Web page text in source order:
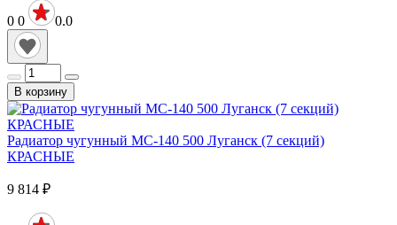
0 0 0.0
В корзину
Радиатор чугунный МС-140 500 Луганск (7 секций)
КРАСНЫЕ
9 814 ₽